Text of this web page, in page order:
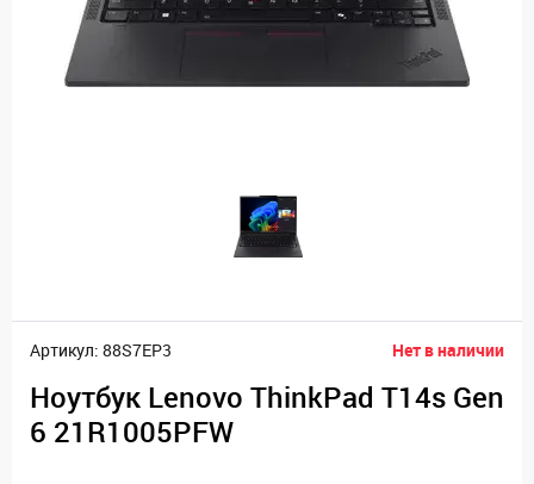
Артикул: 88S7EP3 Нет в наличии
Ноутбук Lenovo ThinkPad T14s Gen
6 21R1005PFW